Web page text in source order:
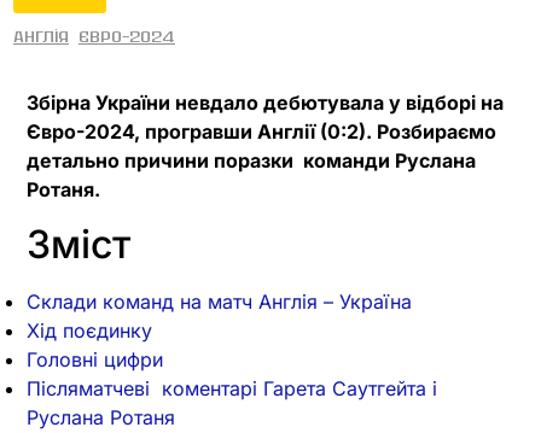
Англія Євро-2024
Збірна України невдало дебютувала у відборі на
Євро-2024, програвши Англії (0:2). Розбираємо
детально причини поразки команди Руслана
Ротаня.
Зміст
Склади команд на матч Англія – Україна
Хід поєдинку
Головні цифри
Післяматчеві коментарі Гарета Саутгейта і
Руслана Ротаня